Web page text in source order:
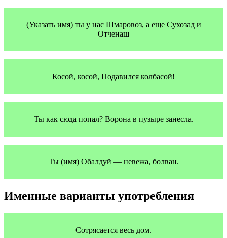
(Указать имя) ты у нас Шмаровоз, а еще Сухозад и
Отченаш
Косой, косой, Подавился колбасой!
Ты как сюда попал? Ворона в пузыре занесла.
Ты (имя) Обалдуй — невежа, болван.
Именные варианты употребления
Сотpясается весь дом.